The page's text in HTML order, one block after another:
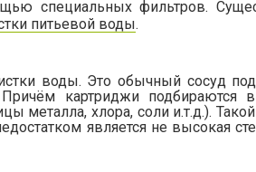
специальных фильтров.
питьевой воды.
воды. Это обычный сосуд
картриджи подбираются
металла, хлора, соли и.т.д.).
является не высокая